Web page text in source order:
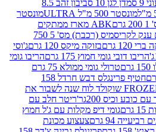
דן לגן 10 סביבון זהב 8.5
מונסטר 500 מ"ל ULTRA
מונסטר
ABK מארז ממתקים
ABK מארז ממתקים ענק לקריסמיס (רכבת) מס' 5 750
120 גרם בזוקה מיקס 120 גרם
ג'וסי
הריבו דובי גומי חמוץ 175 גרם
הריבו גומי
טרולי גומי ממולא 75 גרם
חטיף פרינגלס דבש חרדל 158
FROZEN שוקולד לוח שנה לשבור את
וכיס 200גר'
ריטר חלב עם
גומי דיפ מקלות עם ג'ל חמוץ
94 גרם
צעצוע מכונת